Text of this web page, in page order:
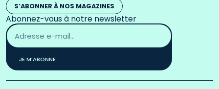
S’ABONNER À NOS MAGAZINES
Abonnez-vous à notre newsletter
Adresse
email
*
JE M’ABONNE